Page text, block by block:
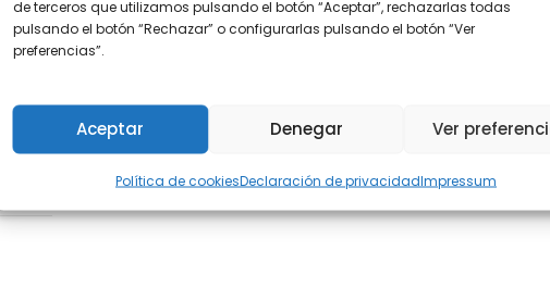
de terceros que utilizamos pulsando el botón “Aceptar”, rechazarlas todas
pulsando el botón “Rechazar” o configurarlas pulsando el botón “Ver
preferencias”.
Aceptar Denegar Ver
Política de cookiesDeclaración de privacidadImpressum